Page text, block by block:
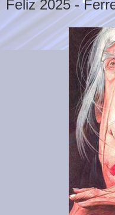
Feliz 2025 -